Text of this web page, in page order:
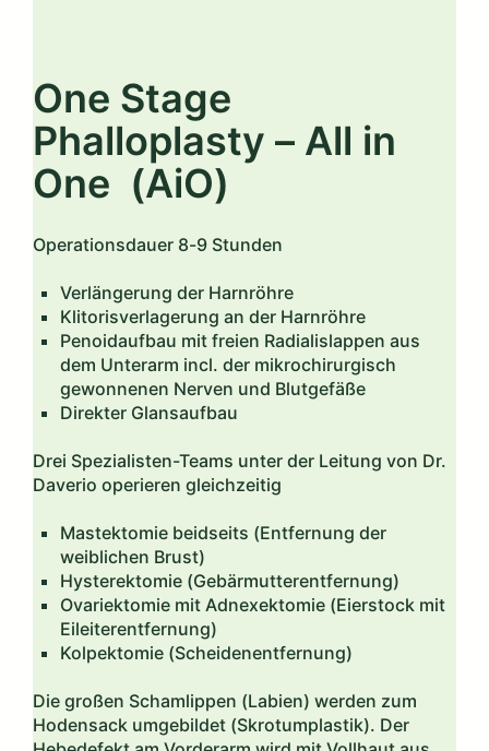
One Stage
Phalloplasty – All in
One (AiO)
Operationsdauer 8-9 Stunden
Verlängerung der Harnröhre
Klitorisverlagerung an der Harnröhre
Penoidaufbau mit freien Radialislappen aus
dem Unterarm incl. der mikrochirurgisch
gewonnenen Nerven und Blutgefäße
Direkter Glansaufbau
Drei Spezialisten-Teams unter der Leitung von Dr.
Daverio operieren gleichzeitig
Mastektomie beidseits (Entfernung der
weiblichen Brust)
Hysterektomie (Gebärmutterentfernung)
Ovariektomie mit Adnexektomie (Eierstock mit
Eileiterentfernung)
Kolpektomie (Scheidenentfernung)
Die großen Schamlippen (Labien) werden zum
Hodensack umgebildet (Skrotumplastik). Der